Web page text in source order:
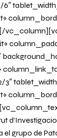
6″
3″
el grupo de